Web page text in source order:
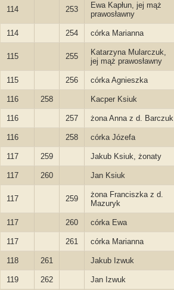
114 253
Ewa Kapłun, jej mąż
prawosławny
114 254 córka Marianna
115 255
Katarzyna Mularczuk,
jej mąż prawosławny
115 256 córka Agnieszka
116 258 Kacper Ksiuk
116 257 żona Anna z d. Barczuk
116 258 córka Józefa
117 259 Jakub Ksiuk, żonaty
117 260 Jan Ksiuk
117 259
żona Franciszka z d.
Mazuryk
117 260 córka Ewa
117 261 córka Marianna
118 261 Jakub Izwuk
119 262 Jan Izwuk